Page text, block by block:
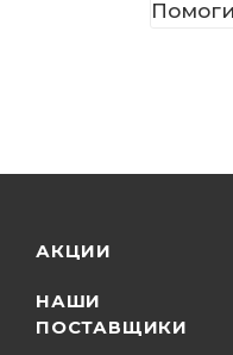
АКЦИИ
НАШИ
ПОСТАВЩИКИ